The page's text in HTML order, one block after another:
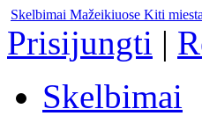
Skelbimai Mažeikiuose Kiti
Prisijungti |
Skelbimai